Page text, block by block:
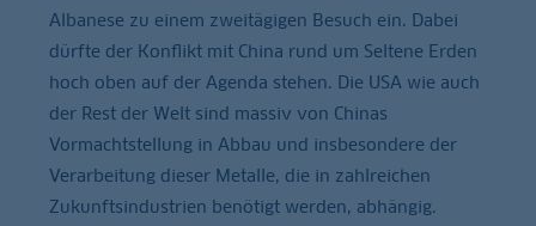
Albanese zu einem zweitägigen Besuch ein. Dabei
dürfte der Konflikt mit China rund um Seltene Erden
hoch oben auf der Agenda stehen. Die USA wie auch
der Rest der Welt sind massiv von Chinas
Vormachtstellung in Abbau und insbesondere der
Verarbeitung dieser Metalle, die in zahlreichen
Zukunftsindustrien benötigt werden, abhängig.